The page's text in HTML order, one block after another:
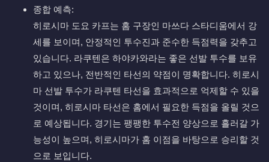
종합 예측:
히로시마 도요 카프는 홈 구장인 마쓰다 스타디움에서 강
세를 보이며, 안정적인 투수진과 준수한 득점력을 갖추고
있습니다. 라쿠텐은 하야카와라는 좋은 선발 투수를 보유
하고 있으나, 전반적인 타선의 약점이 명확합니다. 히로시
마 선발 투수가 라쿠텐 타선을 효과적으로 억제할 수 있을
것이며, 히로시마 타선은 홈에서 필요한 득점을 올릴 것으
로 예상됩니다. 경기는 팽팽한 투수전 양상으로 흘러갈 가
능성이 높으며, 히로시마가 홈 이점을 바탕으로 승리할 것
으로 보입니다.